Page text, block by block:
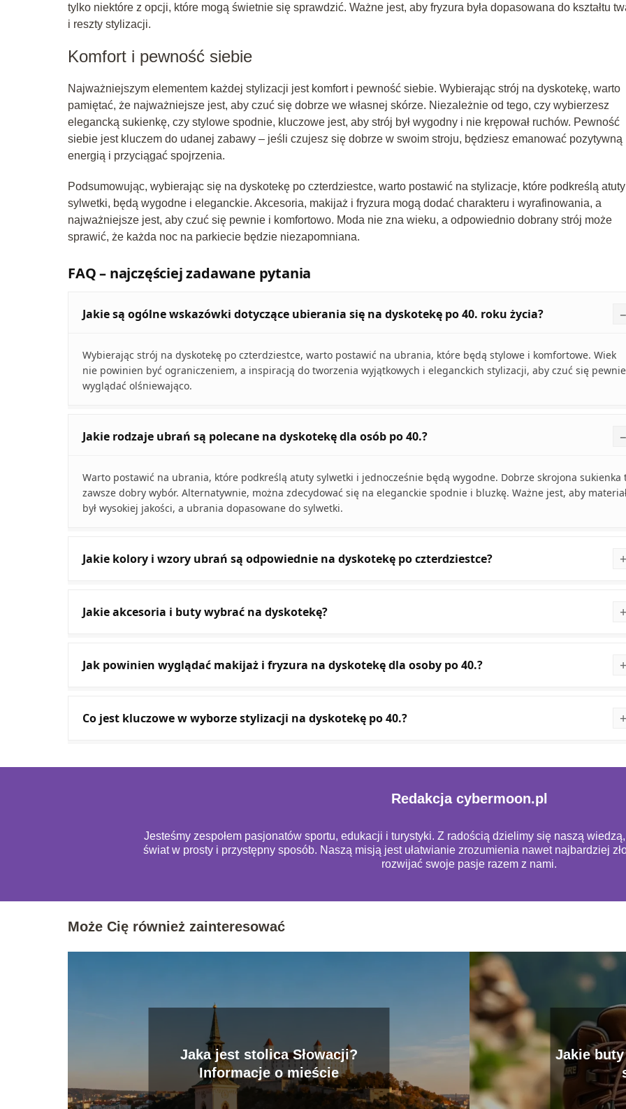
tylko niektóre z opcji, które mogą świetnie się sprawdzić. Ważne jest, aby fryzura była dopasowana do kształtu
i reszty stylizacji.
Komfort i pewność siebie
Najważniejszym elementem każdej stylizacji jest komfort i pewność siebie. Wybierając strój na dyskotekę, warto
pamiętać, że najważniejsze jest, aby czuć się dobrze we własnej skórze. Niezależnie od tego, czy wybierzesz
elegancką sukienkę, czy stylowe spodnie, kluczowe jest, aby strój był wygodny i nie krępował ruchów. Pewność
siebie jest kluczem do udanej zabawy – jeśli czujesz się dobrze w swoim stroju, będziesz emanować pozytywną
energią i przyciągać spojrzenia.
Podsumowując, wybierając się na dyskotekę po czterdziestce, warto postawić na stylizacje, które podkreślą atuty
sylwetki, będą wygodne i eleganckie. Akcesoria, makijaż i fryzura mogą dodać charakteru i wyrafinowania, a
najważniejsze jest, aby czuć się pewnie i komfortowo. Moda nie zna wieku, a odpowiednio dobrany strój może
sprawić, że każda noc na parkiecie będzie niezapomniana.
FAQ – najczęściej zadawane pytania
Jakie są ogólne wskazówki dotyczące ubierania się na dyskotekę po 40. roku życia?
Wybierając strój na dyskotekę po czterdziestce, warto postawić na ubrania, które będą stylowe i komfortowe. Wiek
nie powinien być ograniczeniem, a inspiracją do tworzenia wyjątkowych i eleganckich stylizacji, aby czuć się
wyglądać olśniewająco.
Jakie rodzaje ubrań są polecane na dyskotekę dla osób po 40.?
Warto postawić na ubrania, które podkreślą atuty sylwetki i jednocześnie będą wygodne. Dobrze skrojona sukienka
zawsze dobry wybór. Alternatywnie, można zdecydować się na eleganckie spodnie i bluzkę. Ważne jest, aby
był wysokiej jakości, a ubrania dopasowane do sylwetki.
Jakie kolory i wzory ubrań są odpowiednie na dyskotekę po czterdziestce?
Jakie akcesoria i buty wybrać na dyskotekę?
Jak powinien wyglądać makijaż i fryzura na dyskotekę dla osoby po 40.?
Co jest kluczowe w wyborze stylizacji na dyskotekę po 40.?
Redakcja cybermoon.pl
Jesteśmy zespołem pasjonatów sportu, edukacji i turystyki. Z radością dzielimy się naszą
świat w prosty i przystępny sposób. Naszą misją jest ułatwianie zrozumienia nawet najbardziej
rozwijać swoje pasje razem z nami.
Może Cię również zainteresować
Jaka jest stolica Słowacji?
Informacje o mieście
Jakie